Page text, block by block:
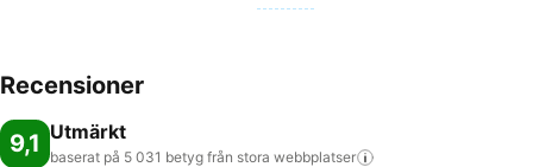
Recensioner
9,1 Utmärkt
baserat på 5 031 betyg från stora webbplatser